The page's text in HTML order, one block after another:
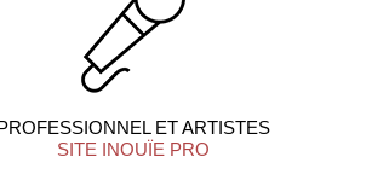
PROFESSIONNEL ET ARTISTES
SITE INOUÏE PRO